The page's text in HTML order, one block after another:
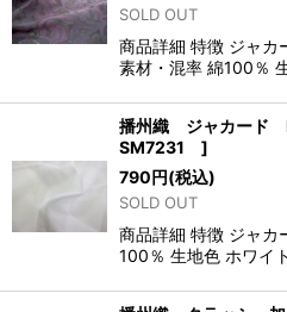
SOLD OUT
商品詳細 特徴 ジャ
素材・混率 綿100％
播州織 ジャカー
SM7231 ]
790円(税込)
SOLD OUT
商品詳細 特徴 ジャカ
100％ 生地色 ホワイ